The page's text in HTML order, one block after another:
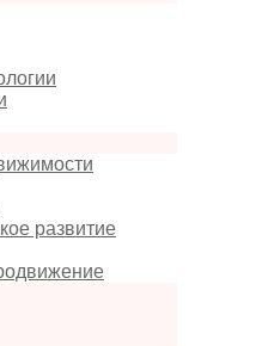
развитие
Сан-Хуан
в
в